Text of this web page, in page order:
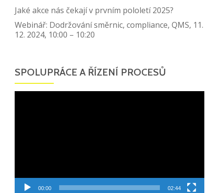
Jaké akce nás čekají v prvním pololetí 2025?
Webinář: Dodržování směrnic, compliance, QMS, 11.
12. 2024, 10:00 – 10:20
SPOLUPRÁCE A ŘÍZENÍ PROCESŮ
00:00 02:44